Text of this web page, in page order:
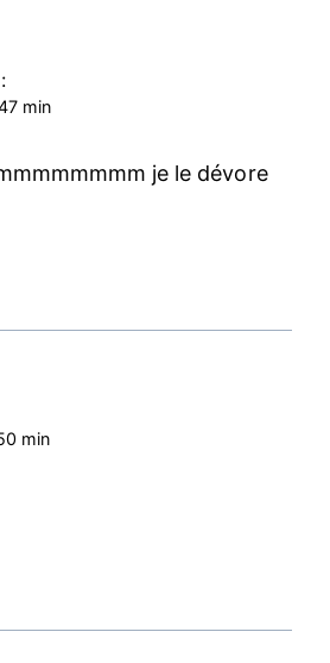
min
je le dévore
min